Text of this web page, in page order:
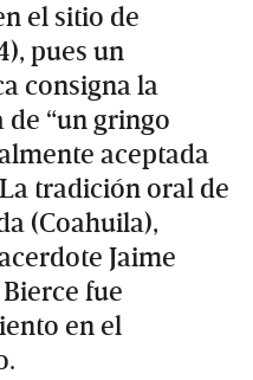
el sitio de
pues un
consigna la
“un gringo
aceptada
tradición oral de
(Coahuila),
Jaime
fue
en el